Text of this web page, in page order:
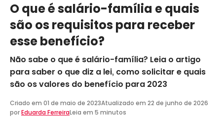
O que é salário-família e quais
são os requisitos para receber
esse benefício?
Não sabe o que é salário-família? Leia o artigo
para saber o que diz a lei, como solicitar e quais
são os valores do benefício para 2023
Criado em 01 de maio de 2023Atualizado em 22 de junho de 2026
porEduarda FerreiraLeia em 5 minutos